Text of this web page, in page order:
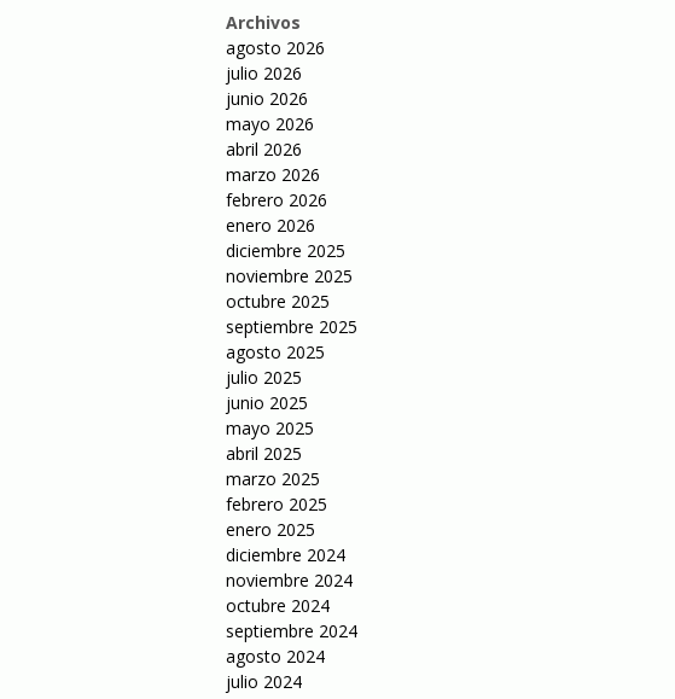
Archivos
agosto 2026
julio 2026
junio 2026
mayo 2026
abril 2026
marzo 2026
febrero 2026
enero 2026
diciembre 2025
noviembre 2025
octubre 2025
septiembre 2025
agosto 2025
julio 2025
junio 2025
mayo 2025
abril 2025
marzo 2025
febrero 2025
enero 2025
diciembre 2024
noviembre 2024
octubre 2024
septiembre 2024
agosto 2024
julio 2024